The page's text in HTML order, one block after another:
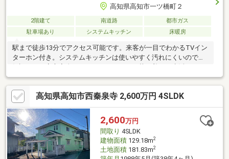
高知県高知市一ツ橋町２
2階建て 南道路
都市ガス
駐車場あり
システムキッチン 床暖房
駅まで徒歩13分でアクセス可能です。来客が一目でわかるTVイン
ターホン付き。システムキッチンは使いやすく汚れにくいのでご
ます。もしもの事態を抑止する、オートロック機能が備わってい
ます。建物面積が81.14㎡と十分な広さでゆったりと生活できるの
ではないのでしょうか。浴室追焚機能を上手に使えば、水道料金
を抑えることができます。
高知県高知市西秦泉寺 2,600万円 4SLDK
2,600万円
間取り 4SLDK
建物面積129.18m2
土地面積181.83m2